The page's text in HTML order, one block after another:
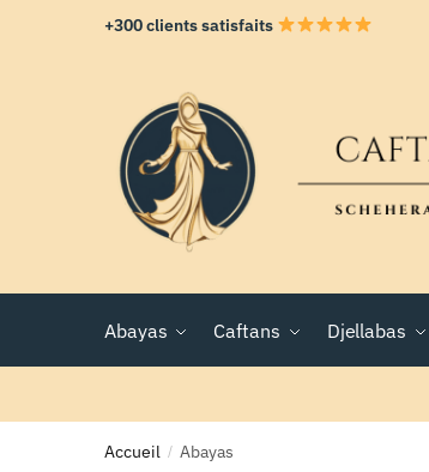
+300 clients satisfaits
Abayas Caftans Djellabas
Accueil / Abayas